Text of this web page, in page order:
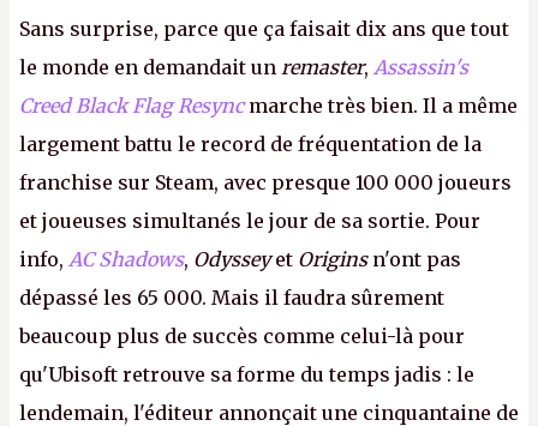
Sans surprise, parce que ça faisait dix ans que tout
le monde en demandait un remaster, Assassin's
Creed Black Flag Resyncmarche très bien. Il a même
largement battu le record de fréquentation de la
franchise sur Steam, avec presque 100 000 joueurs
et joueuses simultanés le jour de sa sortie. Pour
info, AC Shadows, Odysseyet Originsn'ont pas
dépassé les 65 000. Mais il faudra sûrement
beaucoup plus de succès comme celui-là pour
qu'Ubisoft retrouve sa forme du temps jadis : le
lendemain, l'éditeur annonçait une cinquantaine de